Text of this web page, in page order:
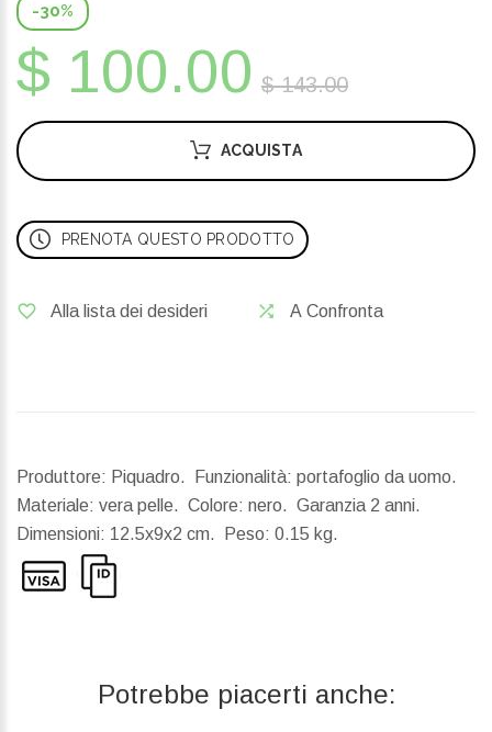
-30%
$ 100.00 $ 143.00
ACQUISTA
PRENOTA QUESTO PRODOTTO
Alla lista dei desideri A Confronta
Produttore: Piquadro. Funzionalità: portafoglio da uomo.
Materiale: vera pelle. Colore: nero. Garanzia 2 anni.
Dimensioni: 12.5x9x2 cm. Peso: 0.15 kg.
Potrebbe piacerti anche: